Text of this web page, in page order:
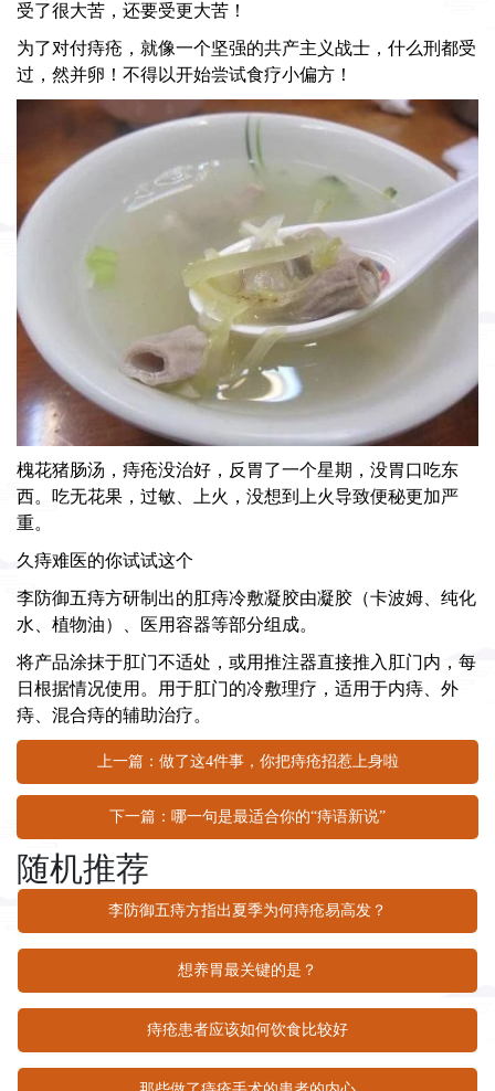
受了很大苦，还要受更大苦！
为了对付痔疮，就像一个坚强的共产主义战士，什么刑都受
过，然并卵！不得以开始尝试食疗小偏方！
槐花猪肠汤，痔疮没治好，反胃了一个星期，没胃口吃东
西。吃无花果，过敏、上火，没想到上火导致便秘更加严
重。
久痔难医的你试试这个
李防御五痔方研制出的肛痔冷敷凝胶由凝胶（卡波姆、纯化
水、植物油）、医用容器等部分组成。
将产品涂抹于肛门不适处，或用推注器直接推入肛门内，每
日根据情况使用。用于肛门的冷敷理疗，适用于内痔、外
痔、混合痔的辅助治疗。
上一篇：做了这4件事，你把痔疮招惹上身啦
下一篇：哪一句是最适合你的“痔语新说”
随机推荐
李防御五痔方指出夏季为何痔疮易高发？
想养胃最关键的是？
痔疮患者应该如何饮食比较好